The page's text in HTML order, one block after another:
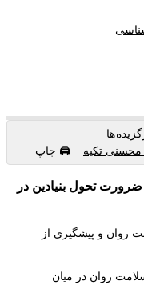
ها
محسنی تکیه 🖨 چاپ
تحول بنیادین در
روان در میان